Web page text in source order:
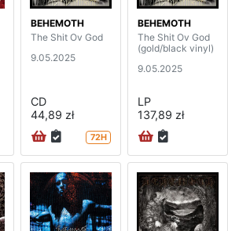
BEHEMOTH
The Shit Ov God
9.05.2025
CD
44,89 zł
72H
BEHEMOTH
The Shit Ov God
(gold/black vinyl)
9.05.2025
LP
137,89 zł